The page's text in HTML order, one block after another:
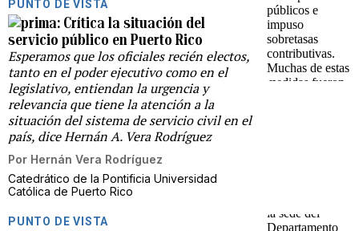
PUNTO DE VISTA
Crítica la situación del
servicio público en Puerto Rico
Esperamos que los oficiales recién electos,
tanto en el poder ejecutivo como en el
legislativo, entiendan la urgencia y
relevancia que tiene la atención a la
situación del sistema de servicio civil en el
país, dice Hernán A. Vera Rodríguez
Por Hernán Vera Rodríguez
Catedrático de la Pontificia Universidad
Católica de Puerto Rico
PUNTO DE VISTA